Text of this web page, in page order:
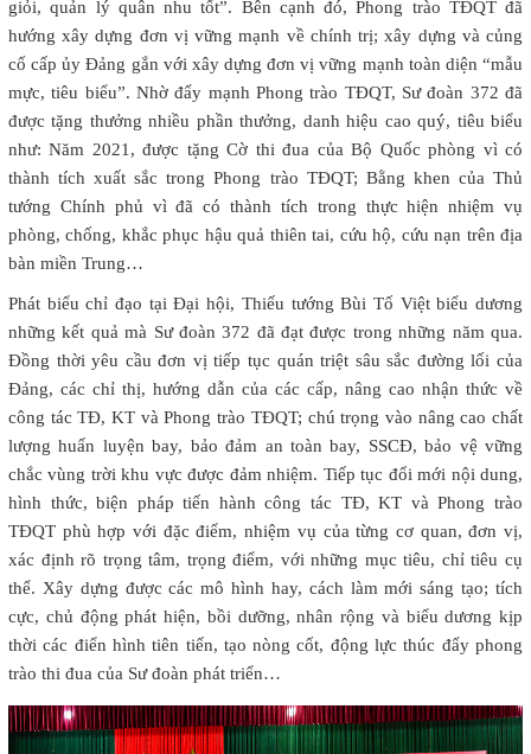
giỏi, quản lý quân nhu tốt”. Bên cạnh đó, Phong trào TĐQT đã
hướng xây dựng đơn vị vững mạnh về chính trị; xây dựng và củng
cố cấp ủy Đảng gắn với xây dựng đơn vị vững mạnh toàn diện “mẫu
mực, tiêu biểu”. Nhờ đẩy mạnh Phong trào TĐQT, Sư đoàn 372 đã
được tặng thưởng nhiều phần thưởng, danh hiệu cao quý, tiêu biểu
như: Năm 2021, được tặng Cờ thi đua của Bộ Quốc phòng vì có
thành tích xuất sắc trong Phong trào TĐQT; Bằng khen của Thủ
tướng Chính phủ vì đã có thành tích trong thực hiện nhiệm vụ
phòng, chống, khắc phục hậu quả thiên tai, cứu hộ, cứu nạn trên địa
bàn miền Trung…
Phát biểu chỉ đạo tại Đại hội, Thiếu tướng Bùi Tố Việt biểu dương
những kết quả mà Sư đoàn 372 đã đạt được trong những năm qua.
Đồng thời yêu cầu đơn vị tiếp tục quán triệt sâu sắc đường lối của
Đảng, các chỉ thị, hướng dẫn của các cấp, nâng cao nhận thức về
công tác TĐ, KT và Phong trào TĐQT; chú trọng vào nâng cao chất
lượng huấn luyện bay, bảo đảm an toàn bay, SSCĐ, bảo vệ vững
chắc vùng trời khu vực được đảm nhiệm. Tiếp tục đổi mới nội dung,
hình thức, biện pháp tiến hành công tác TĐ, KT và Phong trào
TĐQT phù hợp với đặc điểm, nhiệm vụ của từng cơ quan, đơn vị,
xác định rõ trọng tâm, trọng điểm, với những mục tiêu, chỉ tiêu cụ
thể. Xây dựng được các mô hình hay, cách làm mới sáng tạo; tích
cực, chủ động phát hiện, bồi dưỡng, nhân rộng và biểu dương kịp
thời các điển hình tiên tiến, tạo nòng cốt, động lực thúc đẩy phong
trào thi đua của Sư đoàn phát triển…